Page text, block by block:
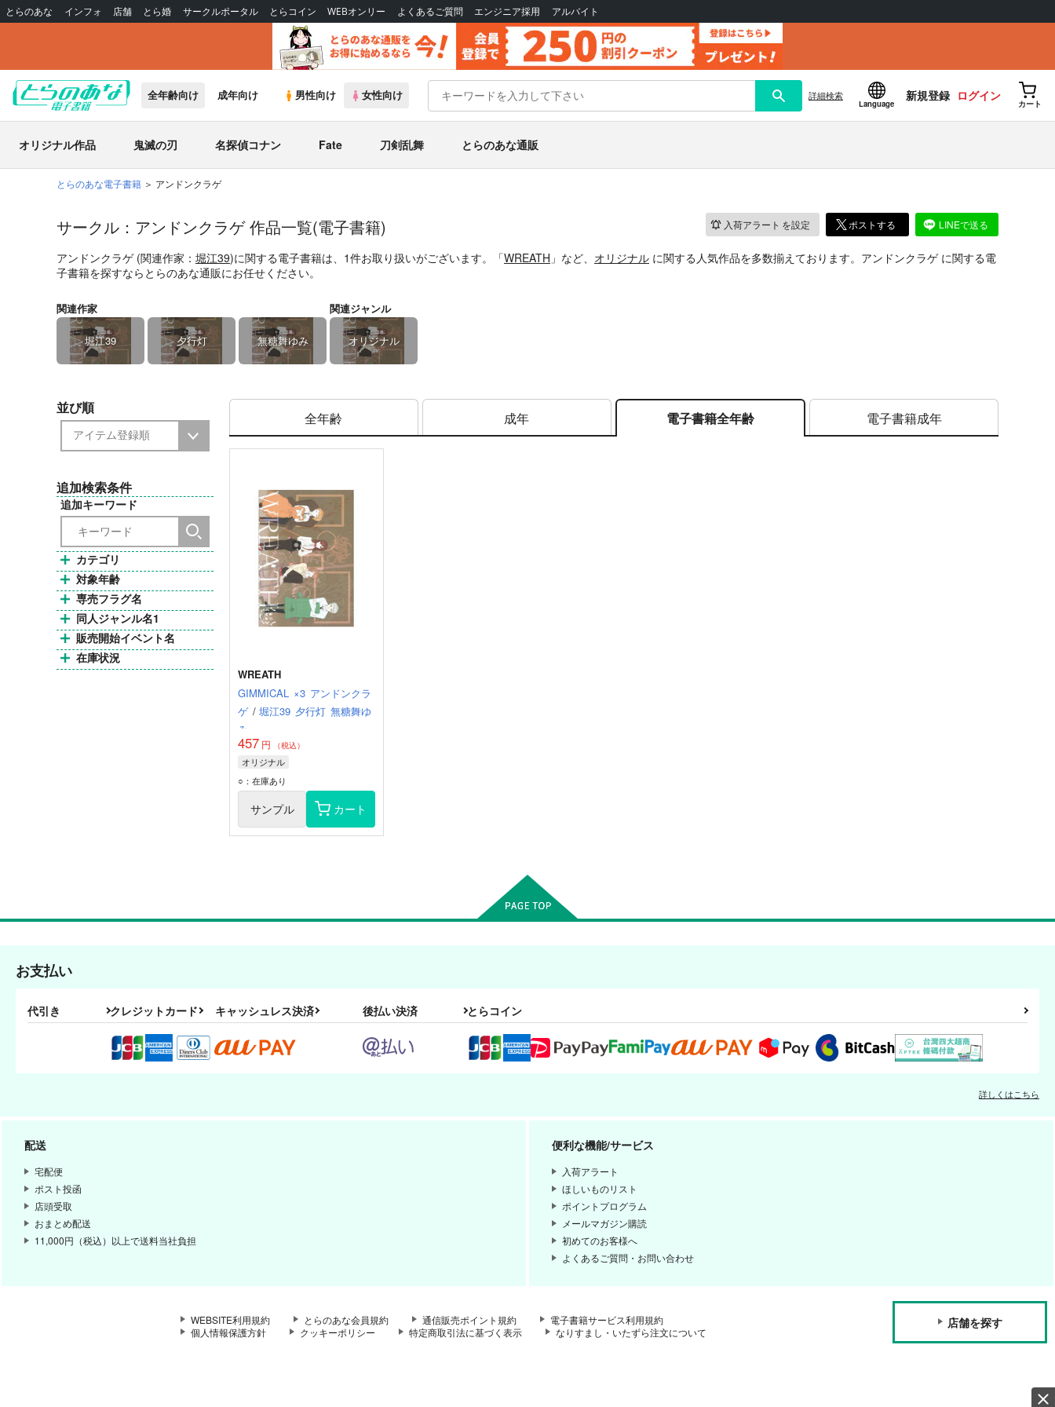
とらのあな インフォ 店舗 とら婚 サークルポータル とらコイン WEBオンリー よくあるご質問 エンジニア採用 アルバイト
全年齢向け 成年向け 男性向け 女性向け 詳細検索
Language
新規登録 ログイン
カート
オリジナル作品 鬼滅の刃 名探偵コナン Fate 刀剣乱舞 とらのあな通販
とらのあな電子書籍 アンドンクラゲ
入荷アラート を設定 ポストする LINEで送る
サークル：アンドンクラゲ 作品一覧(電子書籍)
アンドンクラゲ (関連作家： 堀江39)に関する電子書籍は、1件お取り扱いがございます。「WREATH 」など、 オリジナル に関する人気作品を多数揃えております。アンドンクラゲ に関する電
子書籍を探すならとらのあな通販にお任せください。
関連作家
堀江39 夕行灯 無糖舞ゆみ
関連ジャンル
オリジナル
並び順
追加検索条件
追加キーワード
カテゴリ
対象年齢
専売フラグ名
同人ジャンル名1
販売開始イベント名
在庫状況
全年齢 成年 電子書籍全年齢 電子書籍成年
WREATH
GIMMICAL ×3 アンドンクラ
ゲ / 堀江39 夕行灯 無糖舞ゆ
み
457 円 （税込）
オリジナル
○：在庫あり
サンプル カート
お支払い
代引き クレジットカード キャッシュレス決済 後払い決済 とらコイン
詳しくはこちら
配送
宅配便
ポスト投函
店頭受取
おまとめ配送
11,000円（税込）以上で送料当社負担
便利な機能/サービス
入荷アラート
ほしいものリスト
ポイントプログラム
メールマガジン購読
初めてのお客様へ
よくあるご質問・お問い合わせ
WEBSITE利用規約 とらのあな会員規約 通信販売ポイント規約
電子書籍サービス利用規約
個人情報保護方針
クッキーポリシー 特定商取引法に基づく表示 なりすまし・いたずら注文について
店舗を探す